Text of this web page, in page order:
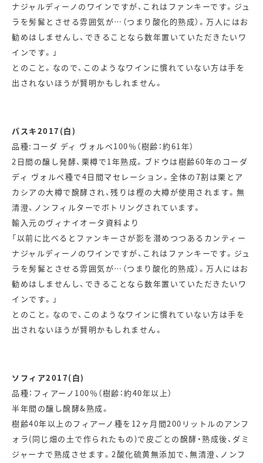
ナジャルディーノのワインですが、これはファンキーです。ジュ
ラを髣髴とさせる雰囲気が…（つまり酸化的熟成）。万人にはお
勧めはしませんし、できることなら数年置いていただきたいワ
インです。」
とのこと。なので、このようなワインに慣れていない方は手を
出されないほうが賢明かもしれません。
パスキ2017(白)
品種:コーダ ディ ヴォルペ100％（樹齢：約61年）
2日間の醸し発酵、栗樽で1年熟成。ブドウは樹齢60年のコーダ
ディ ヴォルペ種で4日間マセレーション。全体の7割は栗とア
カシアの大樽で醗酵され、残りは樫の大樽が使用されます。無
清澄、ノンフィルターでボトリングされています。
輸入元のヴィナイオータ資料より
「以前に比べるとファンキーさが影を潜めつつあるカンティー
ナジャルディーノのワインですが、これはファンキーです。ジュ
ラを髣髴とさせる雰囲気が…（つまり酸化的熟成）。万人にはお
勧めはしませんし、できることなら数年置いていただきたいワ
インです。」
とのこと。なので、このようなワインに慣れていない方は手を
出されないほうが賢明かもしれません。
ソフィア2017(白)
品種：フィアーノ100％（樹齢：約40年以上）
半年間の醸し醗酵&熟成。
樹齢40年以上のフィアーノ種を12ヶ月間200リットルのアンフ
ォラ(同じ畑の土で作られたもの)で皮ごとの醗酵・熟成後、ダミ
ジャーナで熟成させます。2酸化硫黄無添加で、無清澄、ノンフ